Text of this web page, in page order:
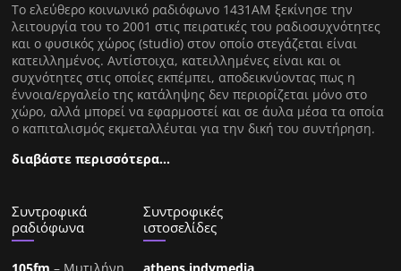
Tο ελεύθερο κοινωνικό ραδιόφωνο 1431AM ξεκίνησε την
λειτουργία του το 2001 στις πειρατικές του ραδιοσυχνότητες
και ο φυσικός χώρος (studio) στον οποίο στεγάζεται είναι
κατειλλημένος. Αντίστοιχα, κατειλλημένες είναι και οι
συχνότητες στις οποίες εκπέμπει, αποδεικνύοντας πως η
έννοια/εργαλείο της κατάληψης δεν περιορίζεται μόνο στο
χώρο, αλλά μπορεί να εφαρμοστεί και σε άυλα μέσα τα οποία
ο καπιταλισμός εκμεταλλέυται για την δική του συντήρηση.
διαβάστε περισσότερα…
Συντροφικά
ραδιόφωνα
Συντροφικές
ιστοσελίδες